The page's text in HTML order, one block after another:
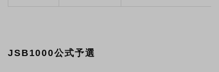
JSB1000公式予選